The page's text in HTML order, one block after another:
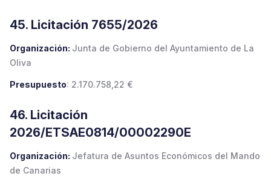
45. Licitación 7655/2026
Organización: Junta de Gobierno del Ayuntamiento de La
Oliva
Presupuesto: 2.170.758,22 €
46. Licitación
2026/ETSAE0814/00002290E
Organización: Jefatura de Asuntos Económicos del Mando
de Canarias